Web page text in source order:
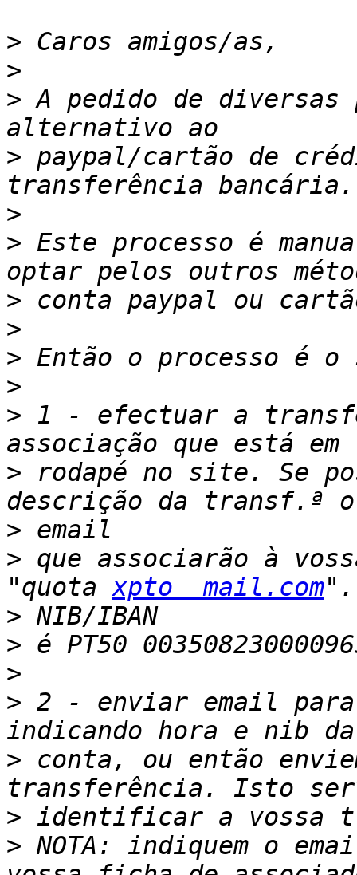
>
>
> A pedido de diversas
> paypal/cartão de
>
> Este processo é
>
>
>
>
> 1 - efectuar a
> rodapé no site. Se
>
> que associarão à
"quota xpto  mail.com
>
>
>
> 2 - enviar email
> conta, ou então
>
> NOTA: indiquem o